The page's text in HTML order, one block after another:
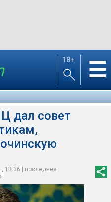
18+ ☰
дал совет
13:36 | последнее